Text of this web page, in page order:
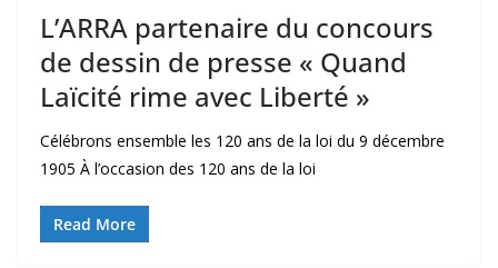
L’ARRA partenaire du concours
de dessin de presse « Quand
Laïcité rime avec Liberté »
Célébrons ensemble les 120 ans de la loi du 9 décembre
1905 À l’occasion des 120 ans de la loi
Read More